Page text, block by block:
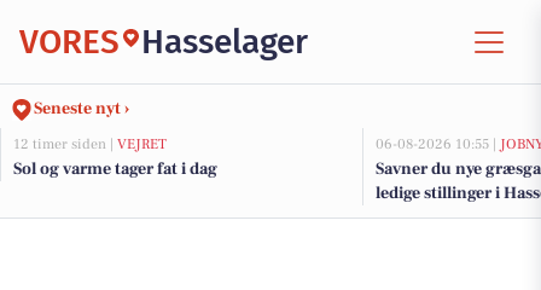
VORES Hasselager
Seneste nyt ›
12 timer siden | VEJRET
Sol og varme tager fat i dag
06-08-2026 10:55 |
Savner du nye
ledige stillinger i